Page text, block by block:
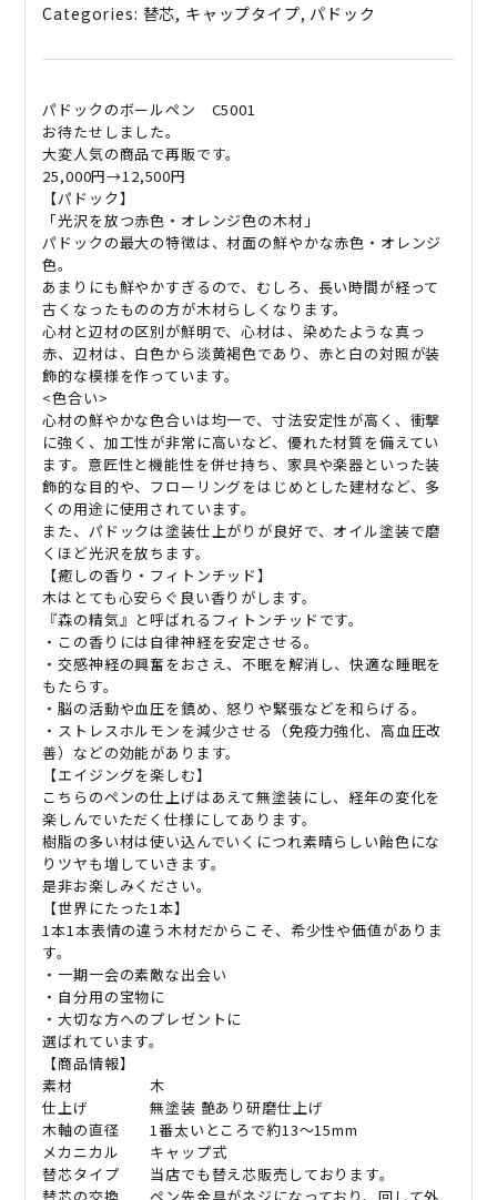
Categories: 替芯, キャップタイプ, パドック
パドックのボールペン C5001
お待たせしました。
大変人気の商品で再販です。
25,000円→12,500円
【パドック】
「光沢を放つ赤色・オレンジ色の木材」
パドックの最大の特徴は、材面の鮮やかな赤色・オレンジ
色。
あまりにも鮮やかすぎるので、むしろ、長い時間が経って
古くなったものの方が木材らしくなります。
心材と辺材の区別が鮮明で、心材は、染めたような真っ
赤、辺材は、白色から淡黄褐色であり、赤と白の対照が装
飾的な模様を作っています。
<色合い>
心材の鮮やかな色合いは均一で、寸法安定性が高く、衝撃
に強く、加工性が非常に高いなど、優れた材質を備えてい
ます。意匠性と機能性を併せ持ち、家具や楽器といった装
飾的な目的や、フローリングをはじめとした建材など、多
くの用途に使用されています。
また、パドックは塗装仕上がりが良好で、オイル塗装で磨
くほど光沢を放ちます。
【癒しの香り・フィトンチッド】
木はとても心安らぐ良い香りがします。
『森の精気』と呼ばれるフィトンチッドです。
・この香りには自律神経を安定させる。
・交感神経の興奮をおさえ、不眠を解消し、快適な睡眠を
もたらす。
・脳の活動や血圧を鎮め、怒りや緊張などを和らげる。
・ストレスホルモンを減少させる（免疫力強化、高血圧改
善）などの効能があります。
【エイジングを楽しむ】
こちらのペンの仕上げはあえて無塗装にし、経年の変化を
楽しんでいただく仕様にしてあります。
樹脂の多い材は使い込んでいくにつれ素晴らしい飴色にな
りツヤも増していきます。
是非お楽しみください。
【世界にたった1本】
1本1本表情の違う木材だからこそ、希少性や価値がありま
す。
・一期一会の素敵な出会い
・自分用の宝物に
・大切な方へのプレゼントに
選ばれています。
【商品情報】
素材 木
仕上げ 無塗装 艶あり研磨仕上げ
木軸の直径 1番太いところで約13〜15mm
メカニカル キャップ式
替芯タイプ 当店でも替え芯販売しております。
替芯の交換 ペン先金具がネジになっており、回して外